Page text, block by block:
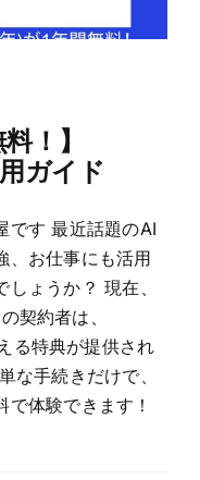
！】
ガイド
です 最近話題のAI
、お仕事にも活用
ょうか？ 現在、
契約者は、
る特典が提供され
な手続きだけで、
体験できます！